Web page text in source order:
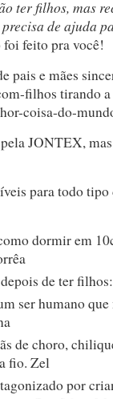
ter filhos, mas
de ajuda
foi feito pra você!
pais e mães
filhos tirando
coisa-do-
JONTEX,
para todo tipo
dormir em
de ter
ser humano
de choro,
fio. Zel
por